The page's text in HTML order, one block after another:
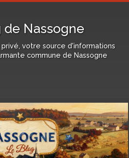
de Nassogne
votre source d'informations
commune de Nassogne